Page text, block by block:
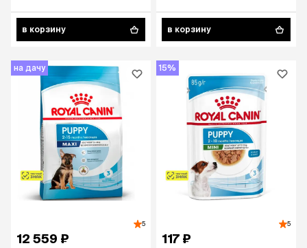
в корзину в корзину
на дачу
5
12 559 ₽
15%
5
117 ₽